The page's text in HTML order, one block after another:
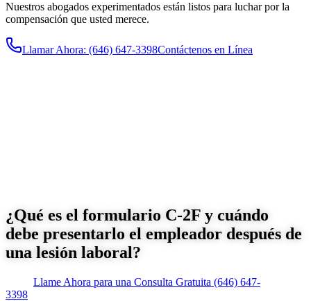
Nuestros abogados experimentados están listos para luchar por la
compensación que usted merece.
Llamar Ahora: (646) 647-3398Contáctenos en Línea
¿Qué es el formulario C-2F y cuándo
debe presentarlo el empleador después de
una lesión laboral?
Llame Ahora para una Consulta Gratuita (646) 647-
3398